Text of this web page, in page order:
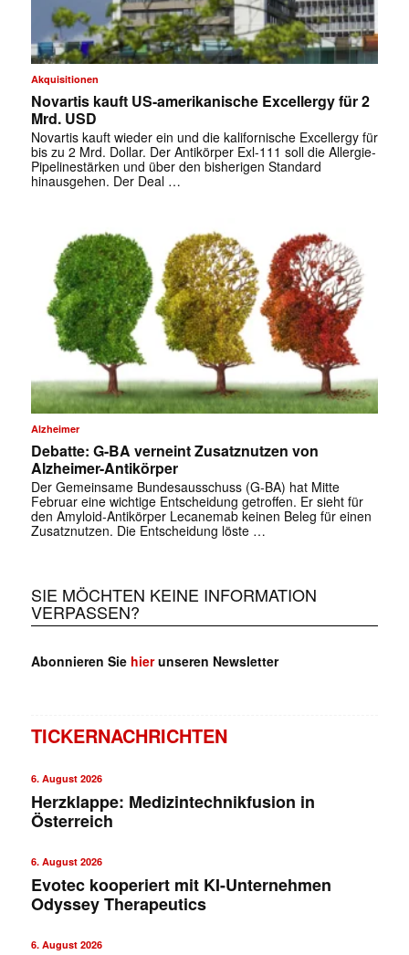
✕
Akquisitionen
Novartis kauft US-amerikanische Excellergy für 2
Mrd. USD
Novartis kauft wieder ein und die kalifornische Excellergy für
bis zu 2 Mrd. Dollar. Der Antikörper Exl-111 soll die Allergie-
Pipelinestärken und über den bisherigen Standard
hinausgehen. Der Deal …
Alzheimer
Debatte: G-BA verneint Zusatznutzen von
Alzheimer-Antikörper
Der Gemeinsame Bundesausschuss (G-BA) hat Mitte
Februar eine wichtige Entscheidung getroffen. Er sieht für
den Amyloid-Antikörper Lecanemab keinen Beleg für einen
Zusatznutzen. Die Entscheidung löste …
SIE MÖCHTEN KEINE INFORMATION
VERPASSEN?
Abonnieren Sie hierunseren Newsletter
TICKERNACHRICHTEN
6. August 2026
Herzklappe: Medizintechnikfusion in
Österreich
6. August 2026
Evotec kooperiert mit KI-Unternehmen
Odyssey Therapeutics
6. August 2026